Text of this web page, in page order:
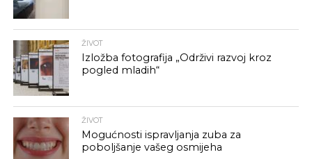
ŽIVOT
Izložba fotografija „Održivi razvoj kroz
pogled mladih“
ŽIVOT
Mogućnosti ispravljanja zuba za
poboljšanje vašeg osmijeha